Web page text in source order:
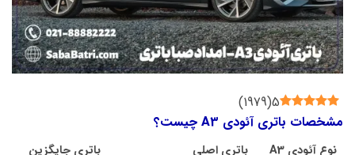
5
(
1979
)
مشخصات باتری آئودی A3 چیست؟
نوع آئودی A3 باتری اصلی
باتری جایگزین